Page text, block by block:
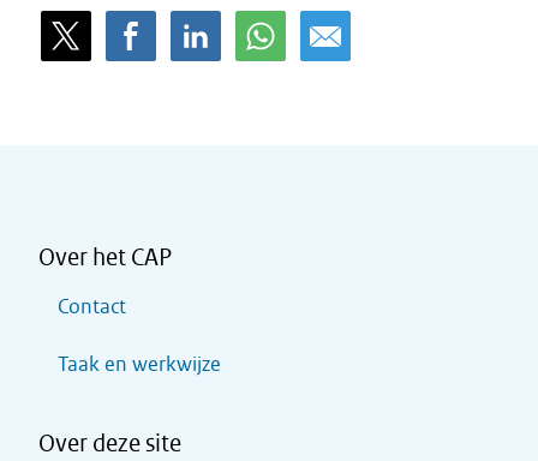
Over het CAP
Contact
Taak en werkwijze
Over deze site